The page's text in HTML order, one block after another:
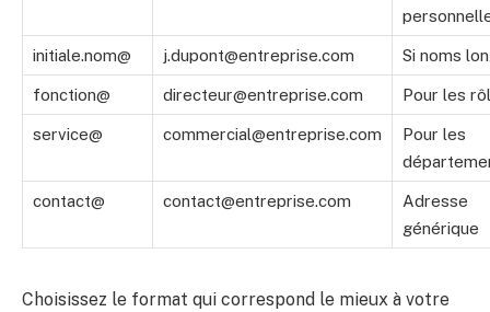
initiale.nom@ j.dupont@entreprise.com Si noms
fonction@ directeur@entreprise.com Pour les
service@ commercial@entreprise.com
Pour les
contact@ contact@entreprise.com
Adresse
générique
Choisissez le format qui correspond le mieux à votre